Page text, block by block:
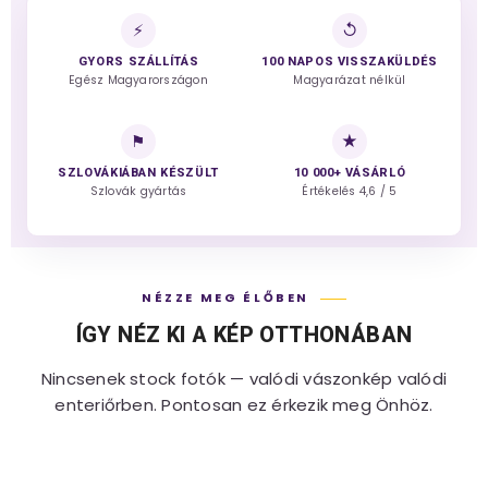
⚡
GYORS SZÁLLÍTÁS
Egész Magyarországon
↺
100 NAPOS VISSZAKÜLDÉS
Magyarázat nélkül
⚑
SZLOVÁKIÁBAN KÉSZÜLT
Szlovák gyártás
★
10 000+ VÁSÁRLÓ
Értékelés 4,6 / 5
NÉZZE MEG ÉLŐBEN
ÍGY NÉZ KI A KÉP OTTHONÁBAN
Nincsenek stock fotók — valódi vászonkép valódi
enteriőrben. Pontosan ez érkezik meg Önhöz.